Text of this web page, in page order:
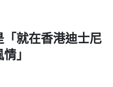
「就在香港迪士尼
」